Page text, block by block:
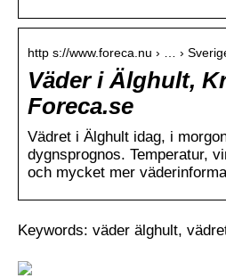
http s://www.foreca.nu › … ›
Väder i Älghult,
Foreca.se
Vädret i Älghult idag, i
dygnsprognos. Temperatur,
och mycket mer
Keywords: väder älghult,